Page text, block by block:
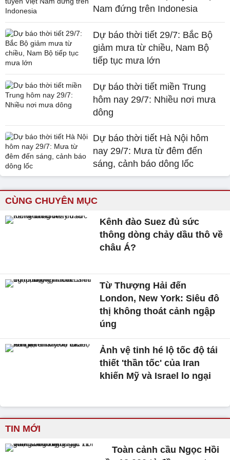
Nam đứng trên Indonesia
Dự báo thời tiết 29/7: Bắc Bộ
giảm mưa từ chiều, Nam Bộ
tiếp tục mưa lớn
Dự báo thời tiết miền Trung
hôm nay 29/7: Nhiều nơi mưa
dông
Dự báo thời tiết Hà Nội hôm
nay 29/7: Mưa từ đêm đến
sáng, cảnh báo dông lốc
CÙNG CHUYÊN MỤC
Kênh đào Suez đủ sức
thông dòng chảy dầu thô về
châu Á?
Từ Thượng Hải đến
London, New York: Siêu đô
thị không thoát cảnh ngập
úng
Ảnh vệ tinh hé lộ tốc độ tái
thiết 'thần tốc' của Iran
khiến Mỹ và Israel lo ngại
TIN MỚI
Toàn cảnh cầu Ngọc Hồi